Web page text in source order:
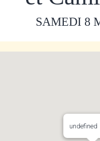
SAMEDI 8
undefined